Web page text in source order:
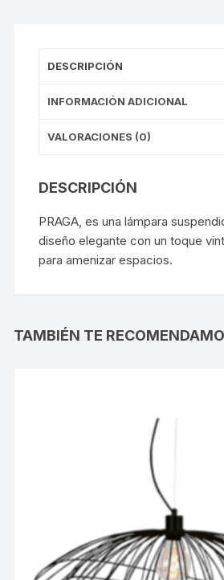
DESCRIPCIÓN
INFORMACIÓN ADICIONAL
VALORACIONES (0)
DESCRIPCIÓN
PRAGA, es una lámpara
diseño elegante con un toque
para amenizar espacios.
TAMBIÉN TE